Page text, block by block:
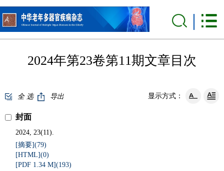
2024年第23卷第11期文章目次
全 选 导出 显示方式：
封面
2024, 23(11).
[摘要](79)
[HTML](0)
[PDF 1.34 M](193)